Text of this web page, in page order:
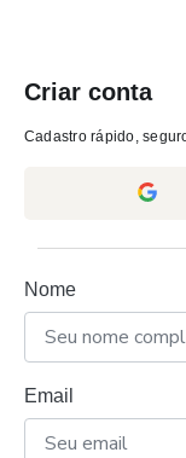
Criar conta
Cadastro rápido,
Nome
Email